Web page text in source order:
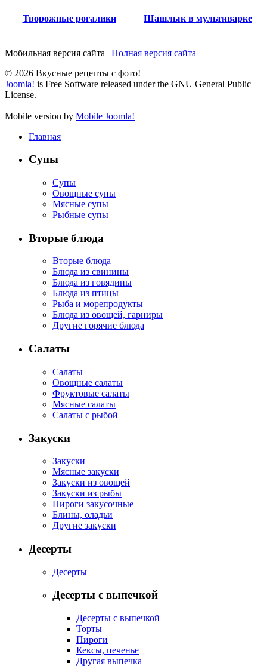
Творожные рогалики Шашлык в мультиварке
Мобильная версия сайта | Полная версия сайта
© 2026 Вкусные рецепты с фото!
Joomla! is Free Software released under the GNU General Public
License.
Mobile version by Mobile Joomla!
Главная
Супы
Супы
Овощные супы
Мясные супы
Рыбные супы
Вторые блюда
Вторые блюда
Блюда из свинины
Блюда из говядины
Блюда из птицы
Рыба и морепродукты
Блюда из овощей, гарниры
Другие горячие блюда
Салаты
Салаты
Овощные салаты
Фруктовые салаты
Мясные салаты
Салаты с рыбой
Закуски
Закуски
Мясные закуски
Закуски из овощей
Закуски из рыбы
Пироги закусочные
Блины, оладьи
Другие закуски
Десерты
Десерты
Десерты с выпечкой
Десерты с выпечкой
Торты
Пироги
Кексы, печенье
Другая выпечка